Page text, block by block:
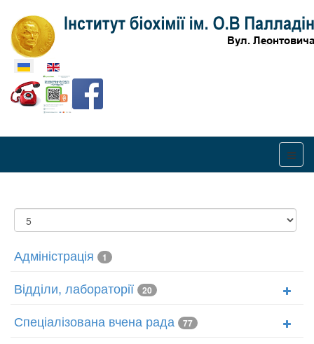
Оберіть свою мову
Показувати
Адміністрація 1
Відділи, лабораторії 20
Спеціалізована вчена рада 77